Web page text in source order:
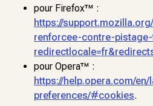
pour Firefox™ :
https://
renforcee-contre-
pour Opera™ :
https://help.opera.com/
preferences/#cookies.